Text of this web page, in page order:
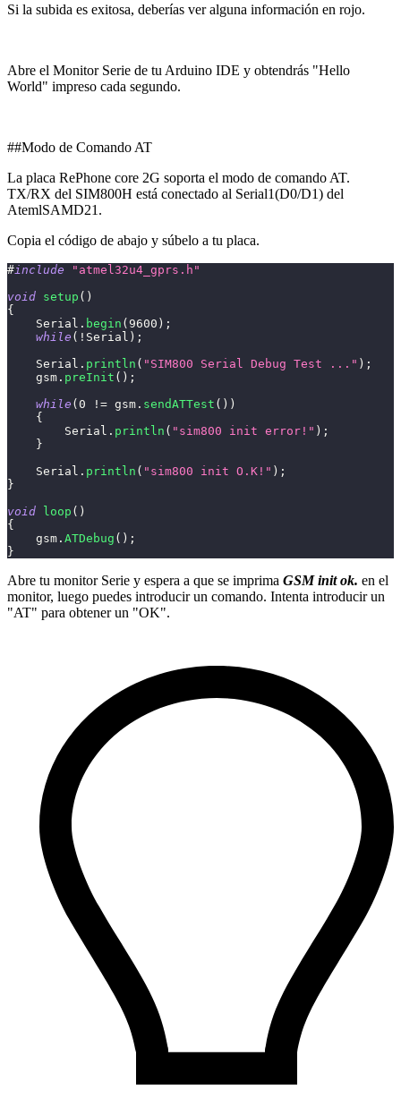
Si la subida es exitosa, deberías ver alguna información en rojo.
Abre el Monitor Serie de tu Arduino IDE y obtendrás "Hello
World" impreso cada segundo.
##Modo de Comando AT
La placa RePhone core 2G soporta el modo de comando AT.
TX/RX del SIM800H está conectado al Serial1(D0/D1) del
AtemlSAMD21.
Copia el código de abajo y súbelo a tu placa.
#include
"atmel32u4_gprs.h"
void setup ( )
{
    Serial
. begin (9600 ) ;
while ( ! Serial ) ;
    Serial
. println ( "SIM800 Serial Debug Test ..." ) ;
    gsm
. preInit ( ) ;
while (0 != gsm . sendATTest ( ) )
{
        Serial
. println ( "sim800 init error!" ) ;
}
    Serial
. println ( "sim800 init O.K!" ) ;
}
void loop ( )
{
    gsm
. ATDebug ( ) ;
}
Abre tu monitor Serie y espera a que se imprima GSM init ok. en el
monitor, luego puedes introducir un comando. Intenta introducir un
"AT" para obtener un "OK".